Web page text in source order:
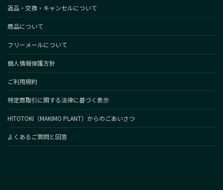
返品・交換・キャンセルについて
商品について
フリーメールについて
個人情報保護方針
ご利用規約
特定商取引に関する法律に基づく表示
HITOTOKI（MAKIMO PLANT）からのごあいさつ
よくあるご質問と回答